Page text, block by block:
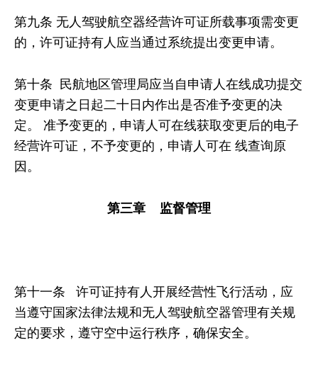
第九条 无人驾驶航空器经营许可证所载事项需变更
的，许可证持有人应当通过系统提出变更申请。
第十条 民航地区管理局应当自申请人在线成功提交
变更申请之日起二十日内作出是否准予变更的决
定。 准予变更的，申请人可在线获取变更后的电子
经营许可证，不予变更的，申请人可在 线查询原
因。
第三章 监督管理
第十一条 许可证持有人开展经营性飞行活动，应
当遵守国家法律法规和无人驾驶航空器管理有关规
定的要求，遵守空中运行秩序，确保安全。